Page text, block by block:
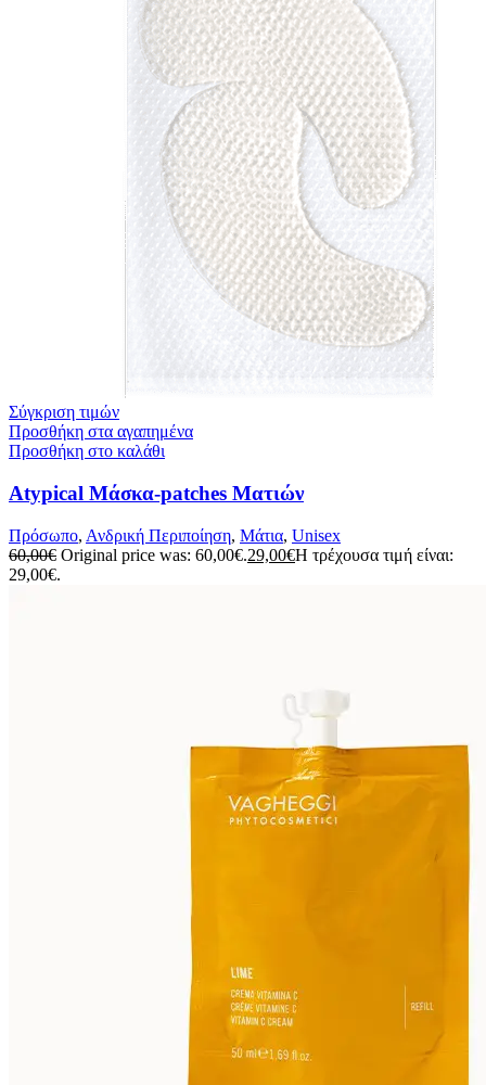
Σύγκριση τιμών
Προσθήκη στα αγαπημένα
Προσθήκη στο καλάθι
Atypical Μάσκα-patches Ματιών
Πρόσωπο, Ανδρική Περιποίηση, Μάτια, Unisex
60,00€ Original price was: 60,00€.29,00€Η τρέχουσα τιμή είναι:
29,00€.